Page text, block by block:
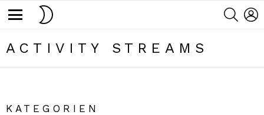
ACTIVITY STREAMS
KATEGORIEN